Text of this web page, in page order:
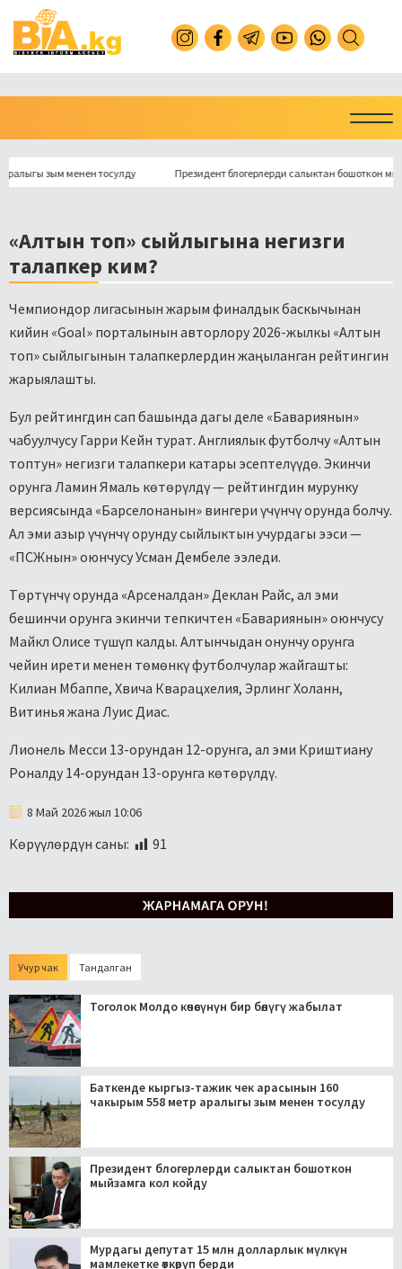
зым менен тосулду Президент блогерлерди салыктан бошоткон
«Алтын топ» сыйлыгына негизги
талапкер ким?
Чемпиондор лигасынын жарым финалдык баскычынан
кийин «Goal» порталынын авторлору 2026-жылкы «Алтын
топ» сыйлыгынын талапкерлердин жаңыланган рейтингин
жарыялашты.
Бул рейтингдин сап башында дагы деле «Бавариянын»
чабуулчусу Гарри Кейн турат. Англиялык футболчу «Алтын
топтун» негизги талапкери катары эсептелүүдө. Экинчи
орунга Ламин Ямаль көтөрүлдү — рейтингдин мурунку
версиясында «Барселонанын» вингери үчүнчү орунда болчу.
Ал эми азыр үчүнчү орунду сыйлыктын учурдагы ээси —
«ПСЖнын» оюнчусу Усман Дембеле ээледи.
Төртүнчү орунда «Арсеналдан» Деклан Райс, ал эми
бешинчи орунга экинчи тепкичтен «Бавариянын» оюнчусу
Майкл Олисе түшүп калды. Алтынчыдан онунчу орунга
чейин ирети менен төмөнкү футболчулар жайгашты:
Килиан Мбаппе, Хвича Кварацхелия, Эрлинг Холанн,
Витинья жана Луис Диас.
Лионель Месси 13-орундан 12-орунга, ал эми Криштиану
Роналду 14-орундан 13-орунга көтөрүлдү.
8 Май 2026 жыл 10:06
Көрүүлөрдүн саны: 91
Учур чак Тандалган
Тоголок Молдо көчөсүнүн бир бөлүгү жабылат
Баткенде кыргыз-тажик чек арасынын 160
чакырым 558 метр аралыгы зым менен тосулду
Президент блогерлерди салыктан бошоткон
мыйзамга кол койду
Мурдагы депутат 15 млн долларлык мүлкүн
мамлекетке өткөрүп берди